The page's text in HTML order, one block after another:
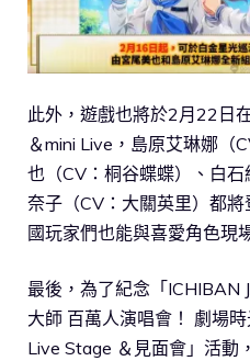
此外，遊戲也將於2月22日
＆mini Live，島原艾琳娜（
也（CV：桐谷蝶蝶）、白
奈子（CV：大關英里）都
國玩家們也能與喜愛角色現
最後，為了紀念「ICHIBAN
大師 百萬人演唱會！ 劇場
Live Stage ＆見面會」活動